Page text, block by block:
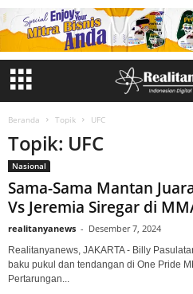
Beranda Topik UFC
Topik: UFC
Nasional
Sama-Sama Mantan
Vs Jeremia Siregar di
realitanyanews - Desember 7, 2024
Realitanyanews, JAKARTA - Billy
baku pukul dan tendangan di One Pride
Pertarungan...